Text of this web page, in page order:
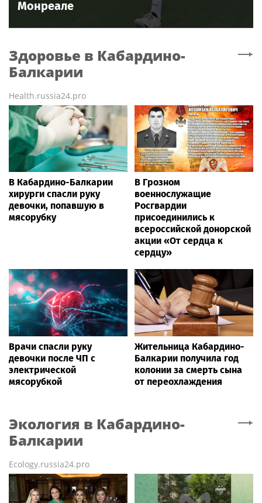
Монреале
Здоровье в Кабардино-
Балкарии
Health.russia24.pro
В Кабардино-Балкарии
хирурги спасли руку
девочки, попавшую в
мясорубку
В Грозном
военнослужащие
Росгвардии
присоединились к
всероссийской донорской
акции «От сердца к
сердцу»
Врачи спасли руку
девочки после ЧП с
электрической
мясорубкой
Жительница Кабардино-
Балкарии получила год
колонии за смерть сына
от переохлаждения
Экология в Кабардино-
Балкарии
Ecology.russia24.pro